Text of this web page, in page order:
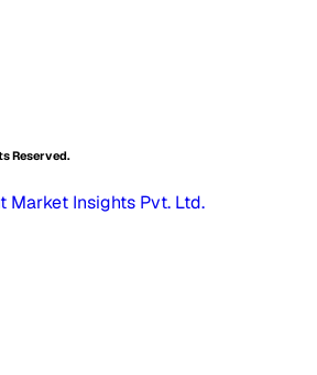
Reserved.
Market Insights Pvt. Ltd.